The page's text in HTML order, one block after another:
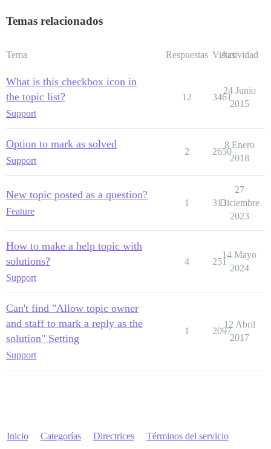
Temas relacionados
Tema Respuestas Vistas
Actividad
What is this checkbox icon in
the topic list?
Support
12 3461
24 Junio
2015
Option to mark as solved
Support
2 2650
8 Enero
2018
New topic posted as a question?
Feature
1 313
27
Diciembre
2023
How to make a help topic with
solutions?
Support
4 251
14 Mayo
2024
Can't find "Allow topic owner
and staff to mark a reply as the
solution" Setting
Support
1 2097
12 Abril
2017
Inicio Categorías Directrices Términos del servicio